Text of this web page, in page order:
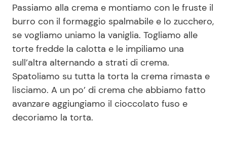
Passiamo alla crema e montiamo con le fruste il
burro con il formaggio spalmabile e lo zucchero,
se vogliamo uniamo la vaniglia. Togliamo alle
torte fredde la calotta e le impiliamo una
sull’altra alternando a strati di crema.
Spatoliamo su tutta la torta la crema rimasta e
lisciamo. A un po’ di crema che abbiamo fatto
avanzare aggiungiamo il cioccolato fuso e
decoriamo la torta.